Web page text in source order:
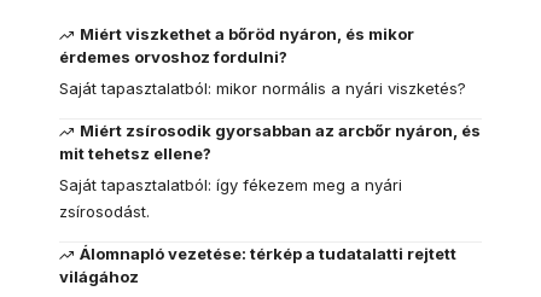
Miért viszkethet a bőröd nyáron, és mikor
érdemes orvoshoz fordulni?
Saját tapasztalatból: mikor normális a nyári viszketés?
Miért zsírosodik gyorsabban az arcbőr nyáron, és
mit tehetsz ellene?
Saját tapasztalatból: így fékezem meg a nyári
zsírosodást.
Álomnapló vezetése: térkép a tudatalatti rejtett
világához